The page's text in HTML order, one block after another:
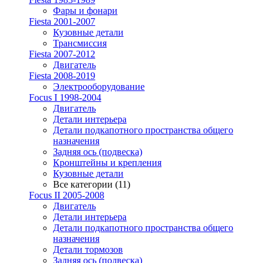
Фары и фонари
Fiesta 2001-2007
Кузовные детали
Трансмиссия
Fiesta 2007-2012
Двигатель
Fiesta 2008-2019
Электрооборудование
Focus I 1998-2004
Двигатель
Детали интерьера
Детали подкапотного пространства общего
назначения
Задняя ось (подвеска)
Кронштейны и крепления
Кузовные детали
Все категории (11)
Focus II 2005-2008
Двигатель
Детали интерьера
Детали подкапотного пространства общего
назначения
Детали тормозов
Задняя ось (подвеска)